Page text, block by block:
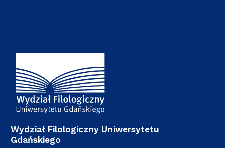
Adres Wydziału
Wydział Filologiczny Uniwersytetu
Gdańskiego